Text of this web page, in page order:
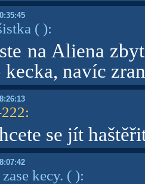
( ):
na Aliena
kecka, navíc
:
se jít
kecy. ( ):